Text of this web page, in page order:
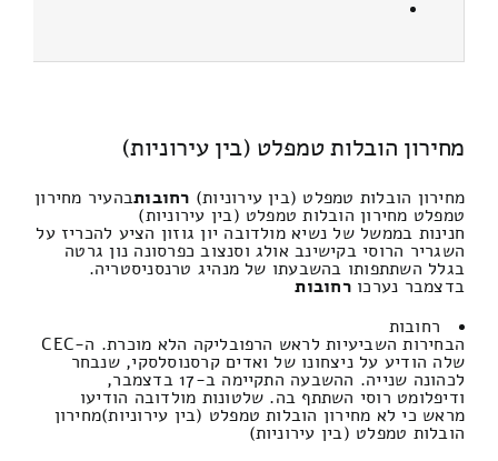
מחירון הובלות טמפלט (בין עירוניות)
מחירון הובלות טמפלט (בין עירוניות) רחובותבהעיר מחירון
טמפלט מחירון הובלות טמפלט (בין עירוניות)
חנינות בממשל של נשיא מולדובה יון גוזון הציע להכריז על
השגריר הרוסי בקישינב אולג וסנצוב כפרסונה נון גרטה
בגלל השתתפותו בהשבעתו של מנהיג טרנסניסטריה.
בדצמבר נערכורחובות
רחובות
הבחירות השביעיות לראש הרפובליקה הלא מוכרת. ה-CEC
שלה הודיע ​​על ניצחונו של ואדים קרסנוסלסקי, שנבחר
לכהונה שנייה. ההשבעה התקיימה ב-17 בדצמבר,
ודיפלומט רוסי השתתף בה. שלטונות מולדובה הודיעו
מראש כי לא מחירון הובלות טמפלט (בין עירוניות)מחירון
הובלות טמפלט (בין עירוניות)